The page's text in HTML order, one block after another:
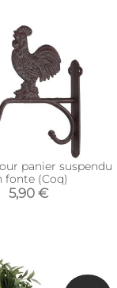
panier suspendu
fonte (Coq)
5,90 €